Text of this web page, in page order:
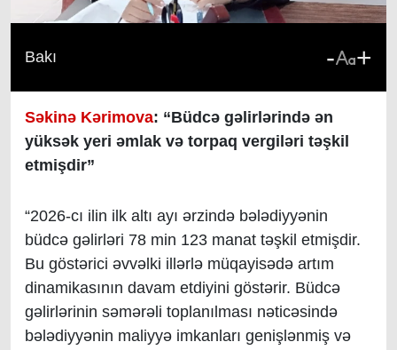
Bakı - +
Səkinə Kərimova: “Büdcə gəlirlərində ən
yüksək yeri əmlak və torpaq vergiləri təşkil
etmişdir”
“2026-cı ilin ilk altı ayı ərzində bələdiyyənin
büdcə gəlirləri 78 min 123 manat təşkil etmişdir.
Bu göstərici əvvəlki illərlə müqayisədə artım
dinamikasının davam etdiyini göstərir. Büdcə
gəlirlərinin səmərəli toplanılması nəticəsində
bələdiyyənin maliyyə imkanları genişlənmiş və